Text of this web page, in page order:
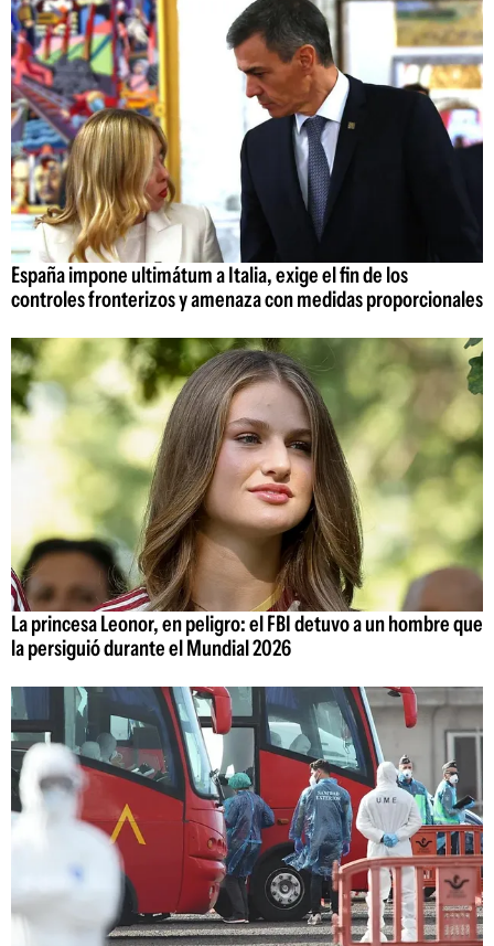
España impone ultimátum a Italia, exige el fin de los
controles fronterizos y amenaza con medidas proporcionales
La princesa Leonor, en peligro: el FBI detuvo a un hombre que
la persiguió durante el Mundial 2026